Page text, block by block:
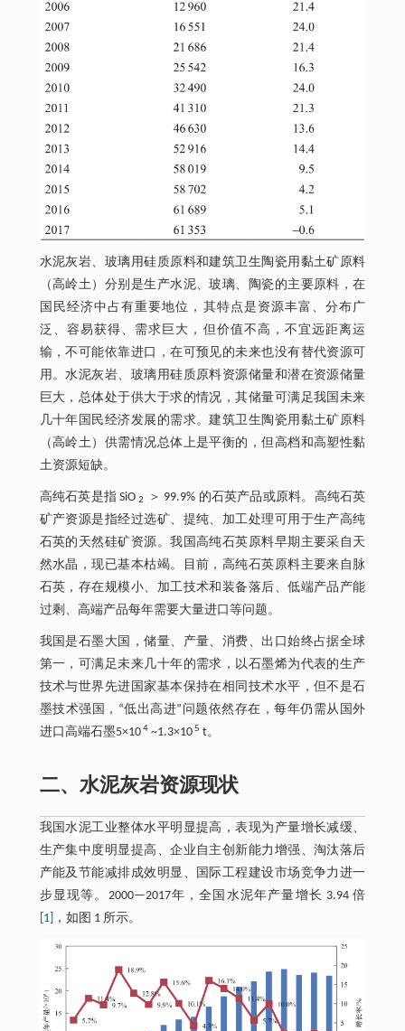
水泥灰岩、玻璃用硅质原料和建筑卫生陶瓷用黏土矿原料
（高岭土）分别是生产水泥、玻璃、陶瓷的主要原料，在
国民经济中占有重要地位，其特点是资源丰富、分布广
泛、容易获得、需求巨大，但价值不高，不宜远距离运
输，不可能依靠进口，在可预见的未来也没有替代资源可
用。水泥灰岩、玻璃用硅质原料资源储量和潜在资源储量
巨大，总体处于供大于求的情况，其储量可满足我国未来
几十年国民经济发展的需求。建筑卫生陶瓷用黏土矿原料
（高岭土）供需情况总体上是平衡的，但高档和高塑性黏
土资源短缺。
高纯石英是指 SiO 2
＞ 99.9% 的石英产品或原料。高纯石英
矿产资源是指经过选矿、提纯、加工处理可用于生产高纯
石英的天然硅矿资源。我国高纯石英原料早期主要采自天
然水晶，现已基本枯竭。目前，高纯石英原料主要来自脉
石英，存在规模小、加工技术和装备落后、低端产品产能
过剩、高端产品每年需要大量进口等问题。
我国是石墨大国，储量、产量、消费、出口始终占据全球
第一，可满足未来几十年的需求，以石墨烯为代表的生产
技术与世界先进国家基本保持在相同技术水平，但不是石
墨技术强国，“低出高进”问题依然存在，每年仍需从国外
进口高端石墨5×104~1.3×105 t。
二、水泥灰岩资源现状
我国水泥工业整体水平明显提高，表现为产量增长减缓、
生产集中度明显提高、企业自主创新能力增强、淘汰落后
产能及节能减排成效明显、国际工程建设市场竞争力进一
步显现等。2000—2017年，全国水泥年产量增长 3.94 倍
[1]
，如图 1 所示。